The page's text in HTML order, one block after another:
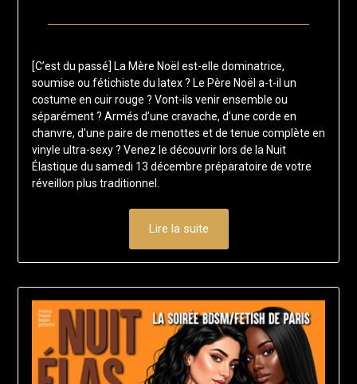
13
juillet
loup
[C’est du passé] La Mère Noël est-elle dominatrice,
soumise ou fétichiste du latex ? Le Père Noël a-t-il un
costume en cuir rouge ? Vont-ils venir ensemble ou
séparément ? Armés d’une cravache, d’une corde en
chanvre, d’une paire de menottes et de tenue complète en
vinyle ultra-sexy ? Venez le découvrir lors de la Nuit
Élastique du samedi 13 décembre préparatoire de votre
réveillon plus traditionnel.
Lire la suite